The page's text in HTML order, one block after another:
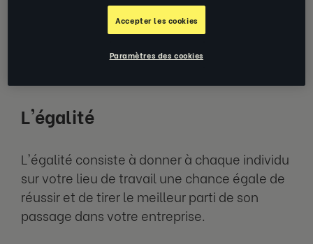
Avant de former votre personnel à l'égalité et
à l'équité sur le lieu de travail, il est important
de comprendre la signification réelle de ces
L'égalité
L'égalité consiste à donner à chaque individu
sur votre lieu de travail une chance égale de
réussir et de tirer le meilleur parti de son
passage dans votre entreprise.
Accepter les cookies
Paramètres des cookies